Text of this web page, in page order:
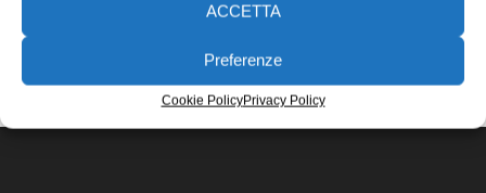
ACCETTA
Preferenze
Cookie PolicyPrivacy Policy